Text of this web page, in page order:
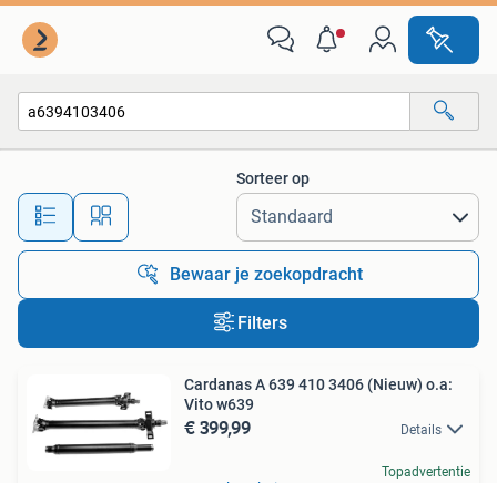
Alle afstanden…
Sorteer op
Bewaar je zoekopdracht
Filters
Cardanas A 639 410 3406 (Nieuw) o.a:
Vito w639
€ 399,99 Details
Topadvertentie